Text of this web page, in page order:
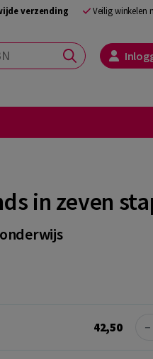
verzending Veilig winkelen
in zeven
42,50 −